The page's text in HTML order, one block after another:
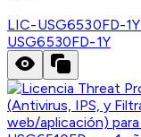
LIC-USG6530FD-1Y
USG6530FD-1Y